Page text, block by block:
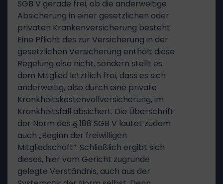
SGB V gerade frei, ob die anderweitige
Absicherung in einer gesetzlichen oder
privaten Krankenversicherung besteht.
Eine Pflicht des zur Versicherung in der
gesetzlichen Versicherung enthält diese
Regelung also nicht, sondern stellt es
dem Mitglied letztlich frei, dass es sich
anderweitig, also durch eine private
Krankheitskostenvollversicherung, im
Krankheitsfall absichert. Die Überschrift
der Norm des § 188 SGB V lautet zudem
auch „Beginn der freiwilligen
Mitgliedschaft“. Schließlich ergibt sich
dieses, hier vom Gericht zugrunde
gelegte Verständnis, auch aus der